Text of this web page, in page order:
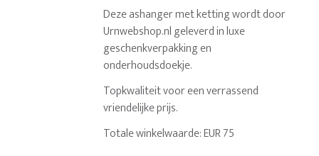
Deze ashanger met ketting wordt door
Urnwebshop.nl geleverd in luxe
geschenkverpakking en
onderhoudsdoekje.
Topkwaliteit voor een verrassend
vriendelijke prijs.
Totale winkelwaarde: EUR 75